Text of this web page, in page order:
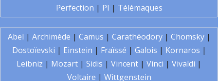
Perfection | PI | Télémaques
Abel | Archimède | Camus | Carathéodory| Chomsky|
Dostoïevski | Einstein | Fraïssé | Galois | Kornaros |
Leibniz | Mozart | Sidis | Vincent | Vinci | Vivaldi |
Voltaire | Wittgenstein